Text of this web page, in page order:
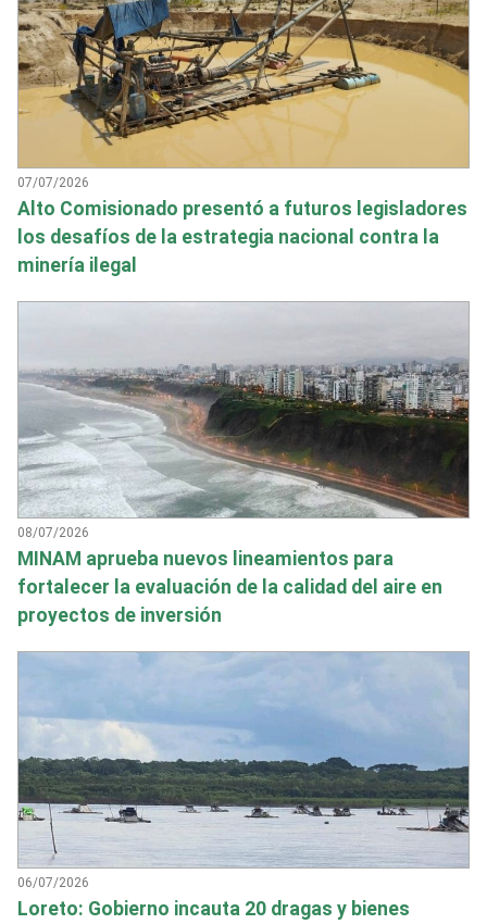
07/07/2026
Alto Comisionado presentó a futuros legisladores
los desafíos de la estrategia nacional contra la
minería ilegal
08/07/2026
MINAM aprueba nuevos lineamientos para
fortalecer la evaluación de la calidad del aire en
proyectos de inversión
06/07/2026
Loreto: Gobierno incauta 20 dragas y bienes